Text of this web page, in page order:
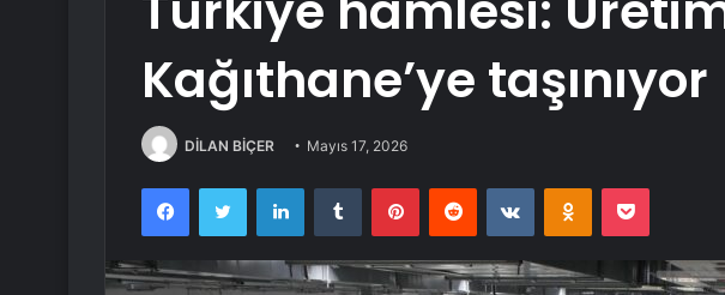
Kağıthane’ye taşınıyor
DİLAN BİÇER Mayıs 17, 2026
FacebookTwitter LinkedInTumblr PinterestReddit VKontakteOdnoklassniki
Pocket